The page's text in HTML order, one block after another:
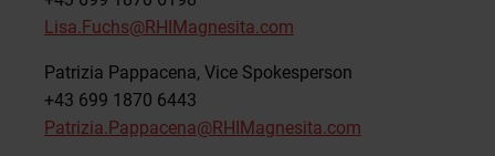
Lisa.Fuchs@RHIMagnesita.com
Patrizia Pappacena, Vice Spokesperson
+43 699 1870 6443
Patrizia.Pappacena@RHIMagnesita.com